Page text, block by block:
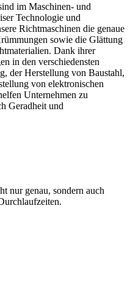
im Maschinen- und
Technologie und
Richtmaschinen die genaue
sowie die Glättung
Dank ihrer
in den verschiedensten
der Herstellung von Baustahl,
von elektronischen
Unternehmen zu
Geradheit und
nur genau, sondern auch